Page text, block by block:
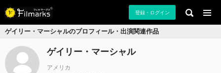
登録・ログイン
ゲイリー・マーシャルのプロフィール・出演関連作品
ゲイリー・マーシャル
アメリカ